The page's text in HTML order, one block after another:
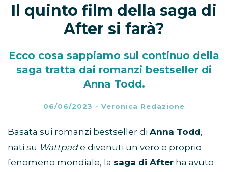
Il quinto film della saga di
After si farà?
Ecco cosa sappiamo sul continuo della
saga tratta dai romanzi bestseller di
Anna Todd.
06/06/2023 - Veronica Redazione
Basata sui romanzi bestseller di Anna Todd,
nati su Wattpade divenuti un vero e proprio
fenomeno mondiale, la saga di After ha avuto